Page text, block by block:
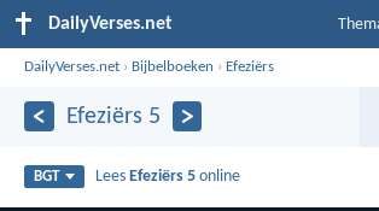
DailyVerses.net
DailyVerses.net › Bijbelboeken › Efeziërs
Efeziërs 5
BGT Lees Efeziërs 5 online